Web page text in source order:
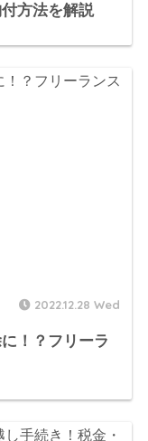
方法を解説
2022.12.28 Wed
！？フリーラ